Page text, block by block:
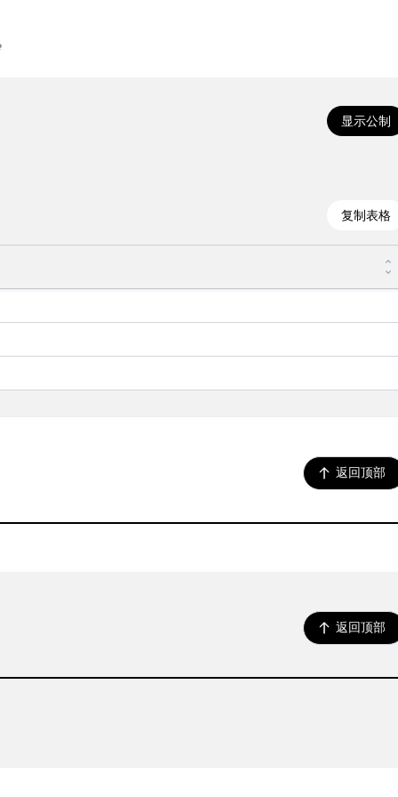
显示公制
复制表格
返回顶部
返回顶部